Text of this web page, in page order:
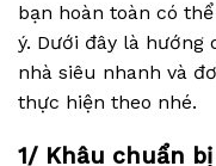
bạn hoàn toàn có
ý. Dưới đây là
nhà siêu nhanh và
thực hiện theo nhé.
1/ Khâu chuẩn